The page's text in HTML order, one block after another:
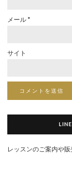
メール*
サイト
レッスンのご案内や